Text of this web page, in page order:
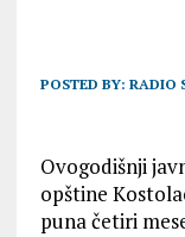
POSTED BY: RADIO
Ovogodišnji
opštine
puna četiri